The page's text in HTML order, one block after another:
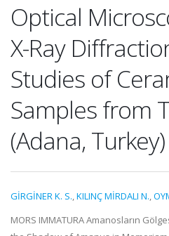
Optical
X-Ray
Studies of
Samples from
(Adana, Turkey)
GİRGİNER K. S.,KILINÇ MİRDALI N.,
MORS IMMATURA Amanosların